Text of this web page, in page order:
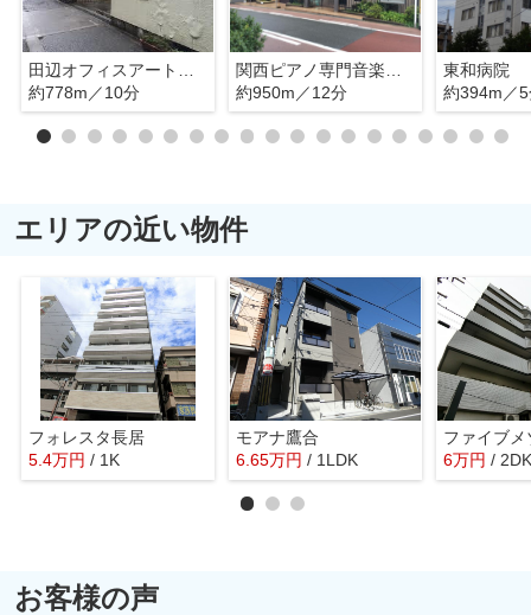
約778m／10分
約950m／12分
東和病院
約394m／
エリアの近い物件
フォレスタ長居
5.4万円 / 1K
モアナ鷹合
6.65万円 / 1LDK
ファイブ
6万円 / 2DK
お客様の声